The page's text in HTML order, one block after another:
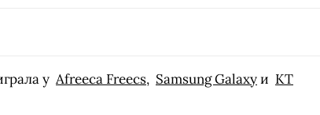
у Afreeca Freecs, Samsung Galaxyи KT